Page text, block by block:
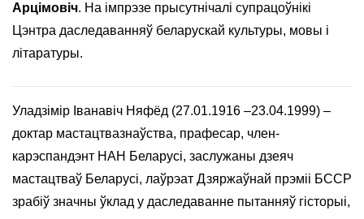
Арцімовіч. На імпрэзе прысутнічалі супрацоўнікі
Цэнтра даследаванняў беларускай культуры, мовы і
літаратуры.
Уладзімір Іванавіч Няфёд (27.01.1916 –23.04.1999) –
доктар мастацтвазнаўства, прафесар, член-
карэспандэнт НАН Беларусі, заслужаны дзеяч
мастацтваў Беларусі, лаўрэат Дзяржаўнай прэміі БССР
зрабіў значны ўклад у даследаванне пытанняў гісторыі,